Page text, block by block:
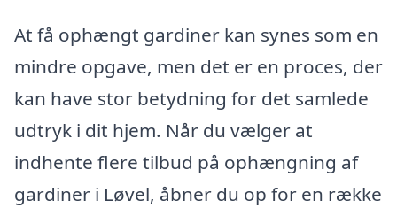
At få ophængt gardiner kan synes som en
mindre opgave, men det er en proces, der
kan have stor betydning for det samlede
udtryk i dit hjem. Når du vælger at
indhente flere tilbud på ophængning af
gardiner i Løvel, åbner du op for en række